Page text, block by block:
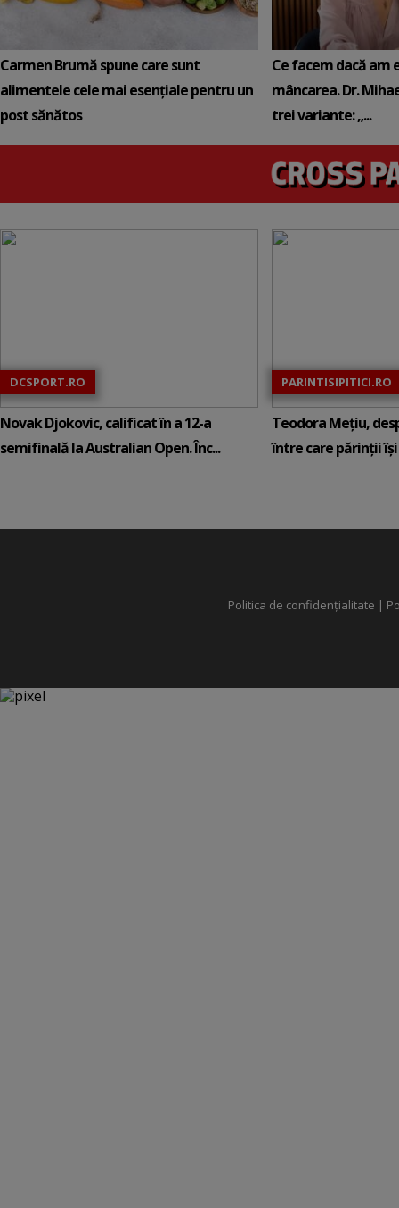
Carmen Brumă spune care sunt
alimentele cele mai esențiale pentru un
post sănătos
Ce facem dacă am
mâncarea. Dr.
trei variante: „...
DCSPORT.RO
Novak Djokovic, calificat în a 12-a
semifinală la Australian Open. Înc...
PARINTISIPITICI.RO
Teodora Mețiu,
între care părinții își
Politica de confidențialitate |